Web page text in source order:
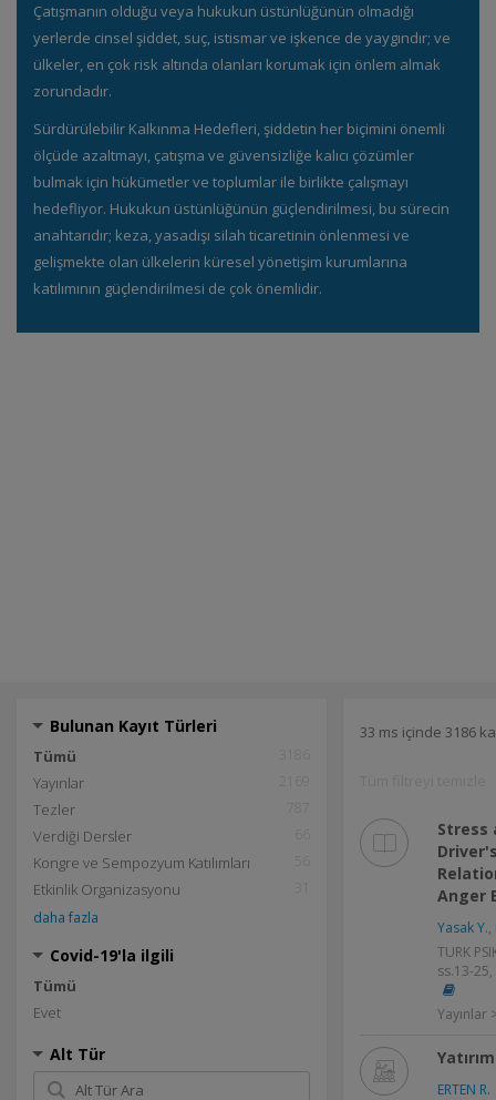
Çatışmanın olduğu veya hukukun üstünlüğünün olmadığı
yerlerde cinsel şiddet, suç, istismar ve işkence de yaygındır; ve
ülkeler, en çok risk altında olanları korumak için önlem almak
zorundadır.
Sürdürülebilir Kalkınma Hedefleri, şiddetin her biçimini önemli
ölçüde azaltmayı, çatışma ve güvensizliğe kalıcı çözümler
bulmak için hükümetler ve toplumlar ile birlikte çalışmayı
hedefliyor. Hukukun üstünlüğünün güçlendirilmesi, bu sürecin
anahtarıdır; keza, yasadışı silah ticaretinin önlenmesi ve
gelişmekte olan ülkelerin küresel yönetişim kurumlarına
katılımının güçlendirilmesi de çok önemlidir.
Bulunan Kayıt Türleri
Tümü
Yayınlar
Tezler
Verdiği Dersler
Kongre ve Sempozyum Katılımları
Etkinlik Organizasyonu
daha fazla
Covid-19'la ilgili
Tümü
Evet
Alt Tür
33 ms içinde 3186
Stress
Anger
Yasak Y.,
TURK
ss.13-25,
Yayınlar
ERTEN R.